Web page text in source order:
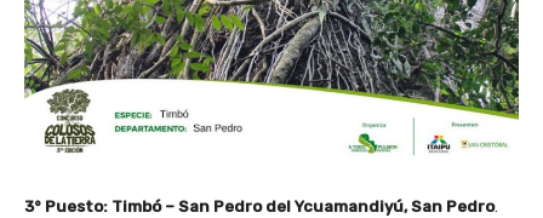
3° Puesto: Timbó – San Pedro del Ycuamandiyú, San Pedro.